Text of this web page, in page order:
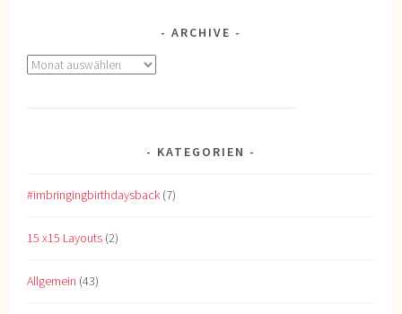
ARCHIVE
Archive
KATEGORIEN
#imbringingbirthdaysback (7)
15 x15 Layouts (2)
Allgemein (43)